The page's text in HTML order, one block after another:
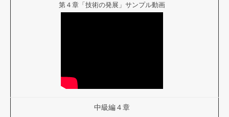
第４章「技術の発展」サンプル動画
中級編４章